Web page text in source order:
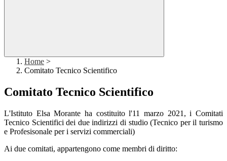
Home >
Comitato Tecnico Scientifico
Comitato Tecnico Scientifico
L'Istituto Elsa Morante ha costituito l'11 marzo 2021, i Comitati
Tecnico Scientifici dei due indirizzi di studio (Tecnico per il turismo
e Profesisonale per i servizi commerciali)
Ai due comitati, appartengono come membri di diritto: